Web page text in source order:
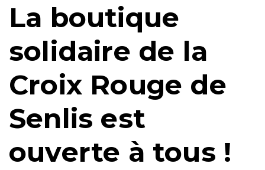
La boutique
solidaire de la
Croix Rouge de
Senlis est
ouverte à tous !